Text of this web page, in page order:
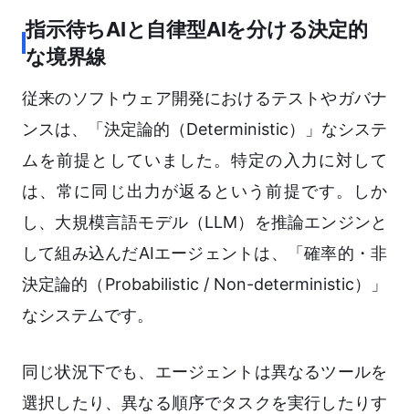
指示待ちAIと自律型AIを分ける決定的
な境界線
従来のソフトウェア開発におけるテストやガバナ
ンスは、「決定論的（Deterministic）」なシステ
ムを前提としていました。特定の入力に対して
は、常に同じ出力が返るという前提です。しか
し、大規模言語モデル（LLM）を推論エンジンと
して組み込んだAIエージェントは、「確率的・非
決定論的（Probabilistic / Non-deterministic）」
なシステムです。
同じ状況下でも、エージェントは異なるツールを
選択したり、異なる順序でタスクを実行したりす